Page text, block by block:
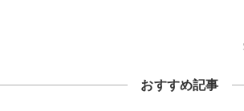
おすすめ記事